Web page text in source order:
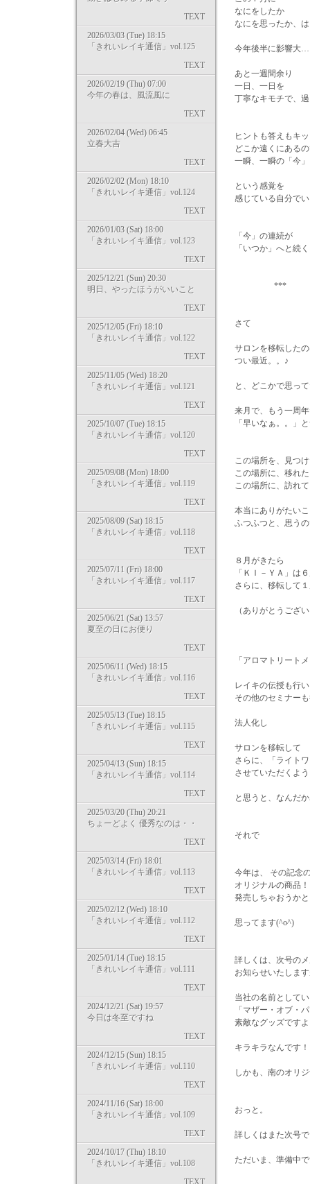
TEXT
2026/03/03 (Tue) 18:15
「きれいレイキ通信」vol.125
TEXT
2026/02/19 (Thu) 07:00
今年の春は、風流風に
TEXT
2026/02/04 (Wed) 06:45
立春大吉
TEXT
2026/02/02 (Mon) 18:10
「きれいレイキ通信」vol.124
TEXT
2026/01/03 (Sat) 18:00
「きれいレイキ通信」vol.123
TEXT
2025/12/21 (Sun) 20:30
明日、やったほうがいいこと
TEXT
2025/12/05 (Fri) 18:10
「きれいレイキ通信」vol.122
TEXT
2025/11/05 (Wed) 18:20
「きれいレイキ通信」vol.121
TEXT
2025/10/07 (Tue) 18:15
「きれいレイキ通信」vol.120
TEXT
2025/09/08 (Mon) 18:00
「きれいレイキ通信」vol.119
TEXT
2025/08/09 (Sat) 18:15
「きれいレイキ通信」vol.118
TEXT
2025/07/11 (Fri) 18:00
「きれいレイキ通信」vol.117
TEXT
2025/06/21 (Sat) 13:57
夏至の日にお便り
TEXT
2025/06/11 (Wed) 18:15
「きれいレイキ通信」vol.116
TEXT
2025/05/13 (Tue) 18:15
「きれいレイキ通信」vol.115
TEXT
2025/04/13 (Sun) 18:15
「きれいレイキ通信」vol.114
TEXT
2025/03/20 (Thu) 20:21
ちょーどよく 優秀なのは・・
TEXT
2025/03/14 (Fri) 18:01
「きれいレイキ通信」vol.113
TEXT
2025/02/12 (Wed) 18:10
「きれいレイキ通信」vol.112
TEXT
2025/01/14 (Tue) 18:15
「きれいレイキ通信」vol.111
TEXT
2024/12/21 (Sat) 19:57
今日は冬至ですね
TEXT
2024/12/15 (Sun) 18:15
「きれいレイキ通信」vol.110
TEXT
2024/11/16 (Sat) 18:00
「きれいレイキ通信」vol.109
TEXT
2024/10/17 (Thu) 18:10
「きれいレイキ通信」vol.108
TEXT
なにをしたか
なにを思ったか、は
今年後半に影響大
あと一週間余り
一日、一日を
丁寧なキモチで、
ヒントも答えもキ
どこか遠くにある
一瞬、一瞬の「今
という感覚を
感じている自分で
「今」の連続が
「いつか」へと続
***
さて
サロンを移転した
つい最近。。♪
と、どこかで思っ
来月で、もう一周
「早いなぁ。。」
この場所を、見つ
この場所に、移れ
この場所に、訪れ
本当にありがたい
ふつふつと、思う
８月がきたら
「ＫＩ－ＹＡ」は
さらに、移転して
（ありがとうござ
「アロマトリート
レイキの伝授も行い
その他のセミナー
法人化し
サロンを移転して
さらに、「ライト
させていただくよ
と思うと、なんだ
それで
今年は、 その記念
オリジナルの商品
発売しちゃおうか
思ってます(^o^)
詳しくは、次号の
お知らせいたしま
当社の名前として
「マザー・オブ・
素敵なグッズです
キラキラなんです！
しかも、南のオリ
おっと。
詳しくはまた次号
ただいま、準備中